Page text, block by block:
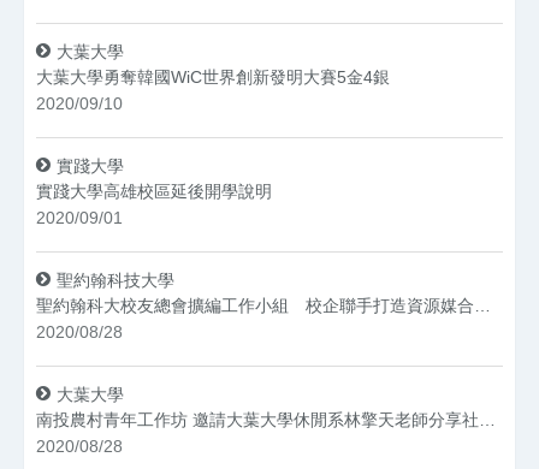
大葉大學
大葉大學勇奪韓國WiC世界創新發明大賽5金4銀
2020/09/10
實踐大學
實踐大學高雄校區延後開學說明
2020/09/01
聖約翰科技大學
2020/08/28
大葉大學
2020/08/28